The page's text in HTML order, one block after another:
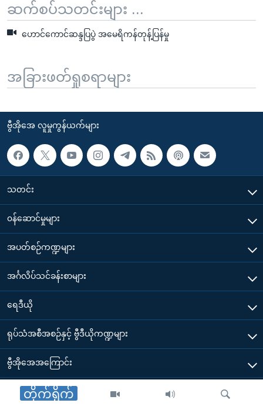
တိုက်ရိုက်
ဆက်စပ်သတင်းများ ...
ဟောင်ကောင်ဆန္ဒပြပွဲ အမေရိကန်တုန့်ပြန်မှု
အခြားဖတ်ရှုစရာများ
ဗွီအိုအေ လူမှုကွန်ယက်များ
သတင်း
၀န်ဆောင်မှုများ
အပတ်စဉ်ကဏ္ဍများ
အင်္ဂလိပ်သင်ခန်းစာများ
ရေဒီယို
ရုပ်သံအစီအစဉ်နှင့် ဗွီဒီယိုကဏ္ဍများ
ဗွီအိုအေအကြောင်း
ဗွီအိုအေ မိုဘိုင်းလ်အက်ပ်များ ဒေါင်းလုတ်ယူရန်